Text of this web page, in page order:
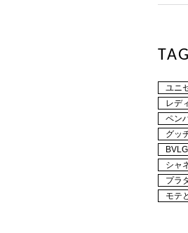
TAG
ユニ
レデ
ペン
グッ
シャ
プラ
モテ